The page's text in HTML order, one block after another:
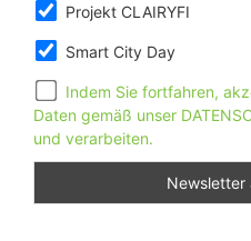
Projekt CLAIRYFI
Smart City Day
Indem Sie fortfahren,
Daten gemäß unser
und verarbeiten.